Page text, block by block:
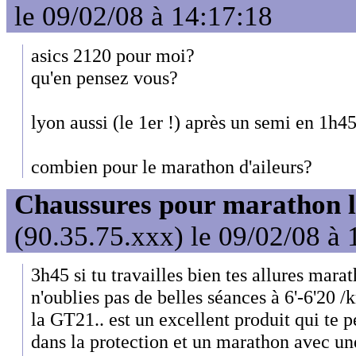
le 09/02/08 à 14:17:18
asics 2120 pour moi?
qu'en pensez vous?
lyon aussi (le 1er !) après un semi en
combien pour le marathon d'aileurs?
Chaussures pour marathon
(90.35.75.xxx) le 09/02/08 à
3h45 si tu travailles bien tes allures
n'oublies pas de belles séances à 6'-6'20 /
la GT21.. est un excellent produit qui te
dans la protection et un marathon avec